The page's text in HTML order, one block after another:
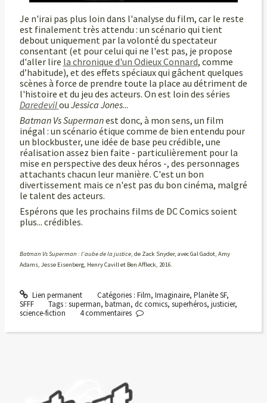
Je n'irai pas plus loin dans l'analyse du film, car le reste
est finalement très attendu : un scénario qui tient
debout uniquement par la volonté du spectateur
consentant (et pour celui qui ne l'est pas, je propose
d'aller lire la chronique d'un Odieux Connard, comme
d’habitude), et des effets spéciaux qui gâchent quelques
scènes à force de prendre toute la place au détriment de
l'histoire et du jeu des acteurs. On est loin des séries
Daredevilou Jessica Jones...
Batman Vs Supermanest donc, à mon sens, un film
inégal : un scénario étique comme de bien entendu pour
un blockbuster, une idée de base peu crédible, une
réalisation assez bien faite - particulièrement pour la
mise en perspective des deux héros -, des personnages
attachants chacun leur manière. C'est un bon
divertissement mais ce n'est pas du bon cinéma, malgré
le talent des acteurs.
Espérons que les prochains films de DC Comics soient
plus... crédibles.
Batman Vs Superman : l'aube de la justice, de Zack Snyder, avec Gal Gadot, Amy
Adams, Jesse Eisenberg, Henry Cavill et Ben Affleck, 2016.
Lien permanent Catégories : Film, Imaginaire, Planète SF,
SFFF
Tags :superman,batman,dc comics,superhéros,justicier,
science-fiction
4commentaires